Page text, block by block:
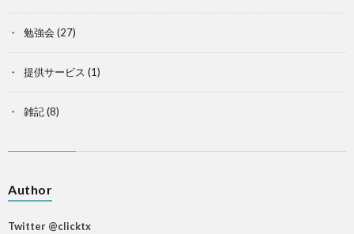
勉強会 (27)
提供サービス (1)
雑記(8)
Author
Twitter @clicktx